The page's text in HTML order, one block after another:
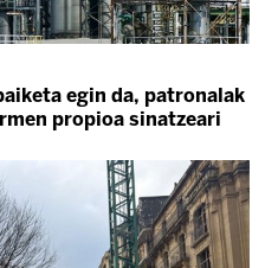
egin da, patronalak
propioa sinatzeari